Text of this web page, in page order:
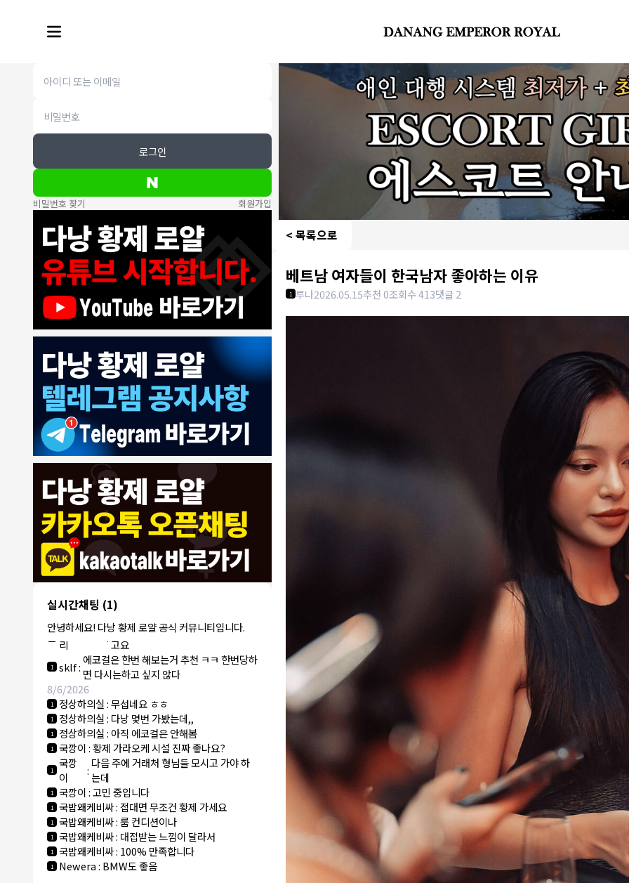
로그인
비밀번호 찾기 회원가입
실시간채팅 (1)
안녕하세요! 다낭 황제 로얄 공식 커뮤니티입니다.
8/4/2026
1 모기한테물림:여기도 문의해보면 바로 알려줌
1 모기한테물림 정찰가보다 쌀수 없음
1 결혼안해:ㄹㅇ 팩트 ㅋㅋㅋㅋ
1 결혼안해:ㄹㅇ 팩트 ㅋㅋㅋㅋ
8/5/2026
1
NY런던파
리
:다낭 에코걸 여기서 예약 가능한가
요?
1 3군:에코걸 좀 조심 하는게 좋음
NY런던파리 :저도 많이 들었습니다 ㅋㅋ
NY런던파
리
:에코걸 하는 놈들 있으면 다 조지려
고요
1 sklf: 에코걸은 한번 해보는거 추천 ㅋㅋ 한번당하
면 다시는하고 싶지 않다
8/6/2026
1 정상하의실:무섭네요 ㅎㅎ
1 정상하의실: 다낭 몇번 가봤는데,,
1 정상하의실: 아직 에코걸은 안해봄
1 국깡이:황제 가라오케 시설 진짜 좋나요?
1
국깡
이
: 다음 주에 거래처 형님들 모시고 가야 하
는데
1 국깡이:고민 중입니다
1 국밥왜케비싸: 접대면 무조건 황제 가세요
1 국밥왜케비싸:룸 컨디션이나
1 국밥왜케비싸: 대접받는 느낌이 달라서
1 국밥왜케비싸: 100% 만족합니다
1 Newera: BMW도 좋음
< 목록으로
베트남 여자들이 한국남자 좋아하는 이유
1 루나2026.05.15추천 0조회수 413댓글 2